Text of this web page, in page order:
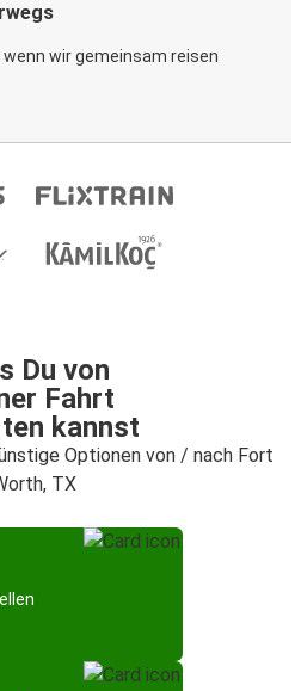
wir gemeinsam reisen
Du von
Fahrt
kannst
Optionen von / nach Fort
TX